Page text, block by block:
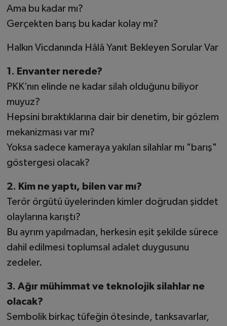
Ama bu kadar mı?
Gerçekten barış bu kadar kolay mı?
Halkın Vicdanında Hâlâ Yanıt Bekleyen Sorular Var
1. Envanter nerede?
PKK’nın elinde ne kadar silah olduğunu biliyor
muyuz?
Hepsini bıraktıklarına dair bir denetim, bir gözlem
mekanizması var mı?
Yoksa sadece kameraya yakılan silahlar mı "barış"
göstergesi olacak?
2. Kim ne yaptı, bilen var mı?
Terör örgütü üyelerinden kimler doğrudan şiddet
olaylarına karıştı?
Bu ayrım yapılmadan, herkesin eşit şekilde sürece
dahil edilmesi toplumsal adalet duygusunu
zedeler.
3. Ağır mühimmat ve teknolojik silahlar ne
olacak?
Sembolik birkaç tüfeğin ötesinde, tanksavarlar,